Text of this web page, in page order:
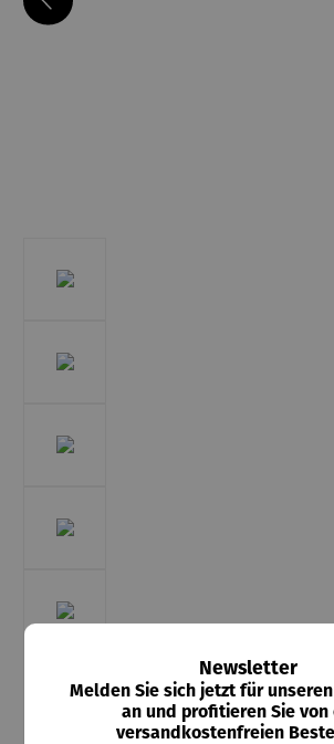
Newsletter
Melden Sie sich jetzt für
an und profitieren Sie von
versandkostenfreien